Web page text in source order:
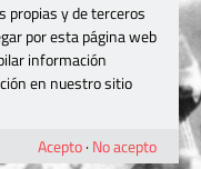
propias y de terceros
por esta página web
información
en nuestro sitio
Acepto· No acepto